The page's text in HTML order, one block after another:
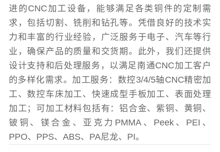
进的CNC加工设备，能够满足各类铜件的定制需
求，包括切割、铣削和钻孔等。凭借良好的技术实
力和丰富的行业经验，广泛服务于电子、汽车等行
业，确保产品的质量和交货期。此外，我们还提供
设计支持和后处理服务，以满足南通CNC加工客户
的多样化需求。加工服务：数控3/4/5轴CNC精密加
工、数控车床加工、快速成型手板加工、表面处理
加工；可加工材料包括有：铝合金、紫铜、黄铜、
铍铜、镁合金、亚克力PMMA、Peek、PEI、
PPO、PPS、ABS、PA尼龙、PI。